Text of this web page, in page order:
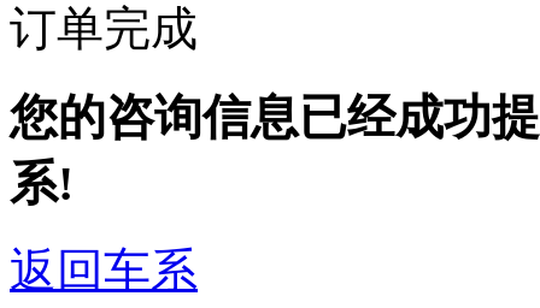
订单完成
您的咨询信息已经成功
系!
返回车系